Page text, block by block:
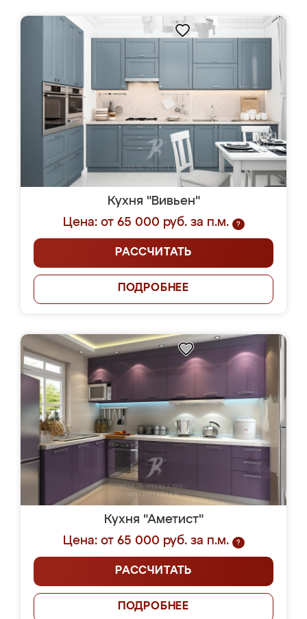
Кухня "Вивьен"
Цена: от 65 000 руб. за п.м.
?
РАССЧИТАТЬ
ПОДРОБНЕЕ
Кухня "Аметист"
Цена: от 65 000 руб. за п.м.
?
РАССЧИТАТЬ
ПОДРОБНЕЕ